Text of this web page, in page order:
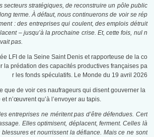
secteurs stratégiques, de reconstruire un pôle public
terme. À défaut, nous continuerons de voir se rép
: des entreprises qui coulent, des emplois détruit
– jusqu’à la prochaine crise. Et, cette fois, nul n
pas.
LFI de la Seine Saint Denis et rapporteuse de la co
la prédation des capacités productives françaises pa
r les fonds spéculatifs. Le Monde du 19 avril 2026
que de voir ces naufrageurs qui disent gouverner la
et n’œuvrent qu’à l’envoyer au tapis.
entreprises ne méritent pas d’être défendues. Cert
Elles optimisent, déplacent, ferment. Celles là
et nourrissent la défiance. Mais ce ne sont